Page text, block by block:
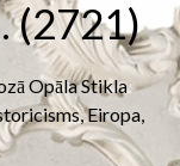
(2721)
Opāla Stikla
Eiropa,